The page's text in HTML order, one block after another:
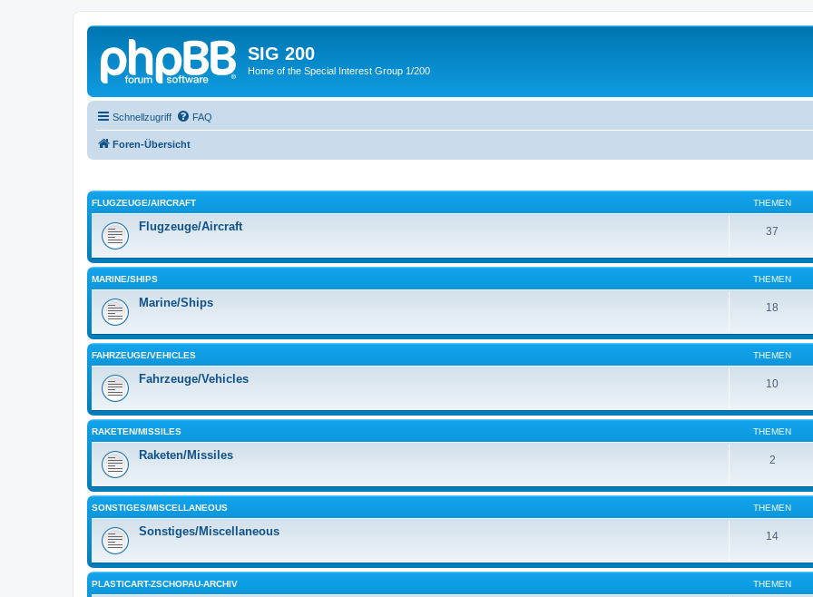
SIG 200
Home of the Special Interest Group 1/200
Schnellzugriff FAQ
Foren-Übersicht
FLUGZEUGE/AIRCRAFT THEMEN
Flugzeuge/Aircraft 37
MARINE/SHIPS THEMEN
Marine/Ships 18
FAHRZEUGE/VEHICLES THEMEN
Fahrzeuge/Vehicles 10
RAKETEN/MISSILES THEMEN
Raketen/Missiles 2
SONSTIGES/MISCELLANEOUS THEMEN
Sonstiges/Miscellaneous 14
PLASTICART-ZSCHOPAU-ARCHIV THEMEN